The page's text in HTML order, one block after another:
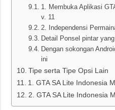
1. Membuka Aplikasi
v. 11
2. Independensi
Detail Ponsel pintar
Dengan sokongan
ini
Tipe serta Tipe Opsi Lain
1. GTA SA Lite Indonesia
2. GTA SA Lite Indonesia